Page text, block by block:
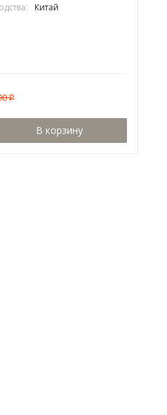
Китай
₽
В корзину